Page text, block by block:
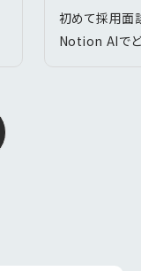
初めて採用面
Notion AIでど